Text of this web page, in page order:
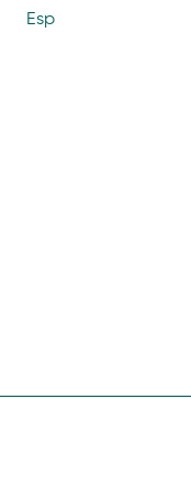
Esp